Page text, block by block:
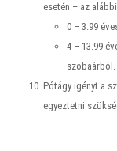
esetén – az
0 – 3.99
4 – 13.99
szobaárból.
Pótágy igényt a
egyeztetni